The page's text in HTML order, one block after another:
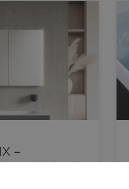
–
punktet mit